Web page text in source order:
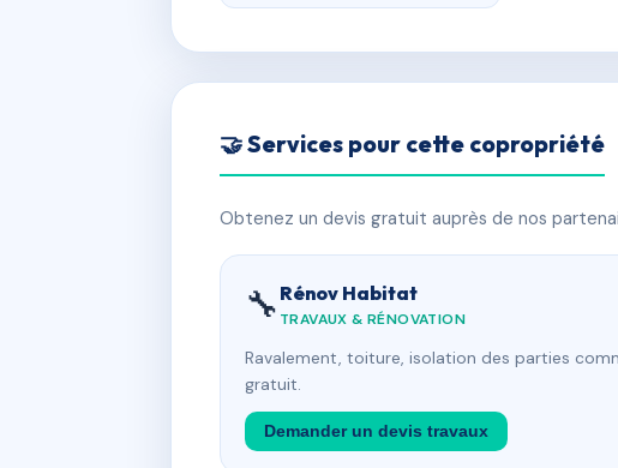
🤝 Services pour cette copropriété
Obtenez un devis gratuit auprès de nos
🔧 Rénov Habitat
TRAVAUX & RÉNOVATION
Ravalement, toiture, isolation des parties
gratuit.
Demander un devis travaux